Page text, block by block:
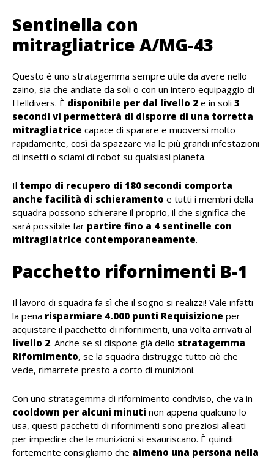
Sentinella con
mitragliatrice A/MG-43
Questo è uno stratagemma sempre utile da avere nello
zaino, sia che andiate da soli o con un intero equipaggio di
Helldivers. È disponibile per dal livello 2 e in soli 3
secondi vi permetterà di disporre di una torretta
mitragliatrice capace di sparare e muoversi molto
rapidamente, così da spazzare via le più grandi infestazioni
di insetti o sciami di robot su qualsiasi pianeta.
Il tempo di recupero di 180 secondi comporta
anche facilità di schieramento e tutti i membri della
squadra possono schierare il proprio, il che significa che
sarà possibile far partire fino a 4 sentinelle con
mitragliatrice contemporaneamente.
Pacchetto rifornimenti B-1
Il lavoro di squadra fa sì che il sogno si realizzi! Vale infatti
la pena risparmiare 4.000 punti Requisizione per
acquistare il pacchetto di rifornimenti, una volta arrivati al
livello 2. Anche se si dispone già dello stratagemma
Rifornimento, se la squadra distrugge tutto ciò che
vede, rimarrete presto a corto di munizioni.
Con uno stratagemma di rifornimento condiviso, che va in
cooldown per alcuni minuti non appena qualcuno lo
usa, questi pacchetti di rifornimenti sono preziosi alleati
per impedire che le munizioni si esauriscano. È quindi
fortemente consigliamo che almeno una persona nella